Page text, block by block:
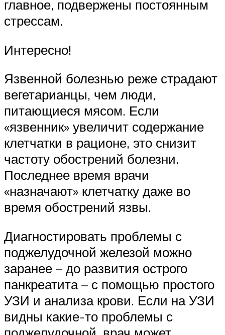
главное, подвержены постоянным
стрессам.
Интересно!
Язвенной болезнью реже страдают
вегетарианцы, чем люди,
питающиеся мясом. Если
«язвенник» увеличит содержание
клетчатки в рационе, это снизит
частоту обострений болезни.
Последнее время врачи
«назначают» клетчатку даже во
время обострений язвы.
Диагностировать проблемы с
поджелудочной железой можно
заранее – до развития острого
панкреатита – с помощью простого
УЗИ и анализа крови. Если на УЗИ
видны какие-то проблемы с